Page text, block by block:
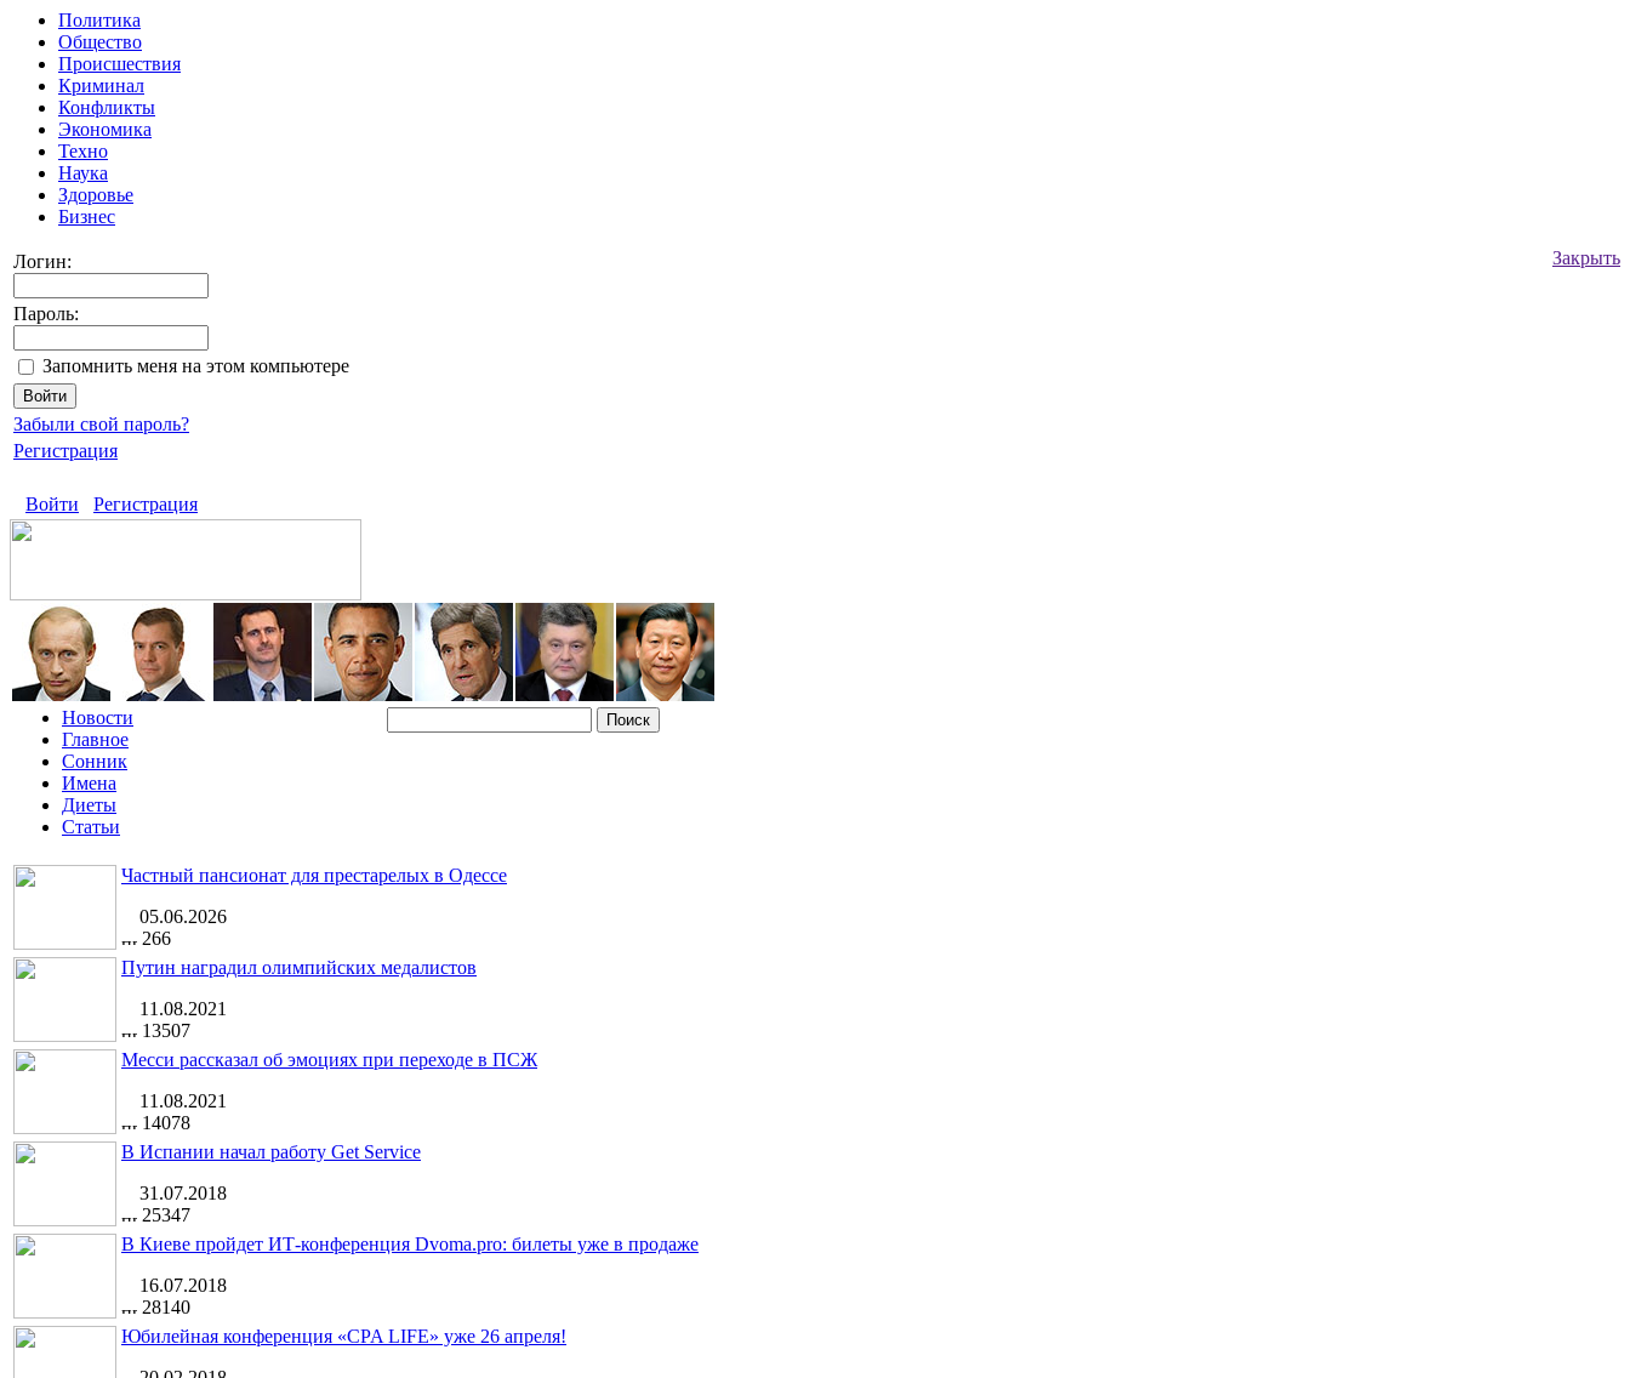
Политика
Общество
Происшествия
Криминал
Конфликты
Экономика
Техно
Наука
Здоровье
Бизнес
Закрыть
Логин:
Пароль:
Запомнить меня на этом компьютере
Забыли свой пароль?
Регистрация
Войти Регистрация
Новости
Главное
Сонник
Имена
Диеты
Статьи
Частный пансионат для престарелых в Одессе
05.06.2026
266
Путин наградил олимпийских медалистов
11.08.2021
13507
Месси рассказал об эмоциях при переходе в ПСЖ
11.08.2021
14078
В Испании начал работу Get Service
31.07.2018
25347
В Киеве пройдет ИТ-конференция Dvoma.pro: билеты уже в продаже
16.07.2018
28140
Юбилейная конференция «CPA LIFE» уже 26 апреля!